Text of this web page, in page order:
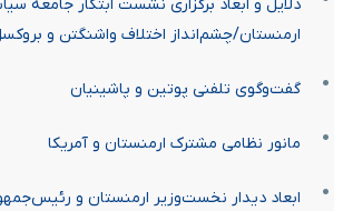
دلایل و ابعاد برگزاری نشست ابتکار جامعه
ارمنستان/چشم‌انداز اختلاف واشنگتن و
گفت‌وگوی تلفنی پوتین و پاشینیان
مانور نظامی مشترک ارمنستان و آمریکا
ابعاد دیدار نخست‌وزیر ارمنستان و